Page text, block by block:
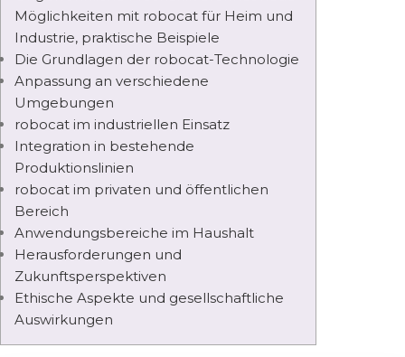
Möglichkeiten mit robocat für Heim und
Industrie, praktische Beispiele
Die Grundlagen der robocat-Technologie
Anpassung an verschiedene
Umgebungen
robocat im industriellen Einsatz
Integration in bestehende
Produktionslinien
robocat im privaten und öffentlichen
Bereich
Anwendungsbereiche im Haushalt
Herausforderungen und
Zukunftsperspektiven
Ethische Aspekte und gesellschaftliche
Auswirkungen